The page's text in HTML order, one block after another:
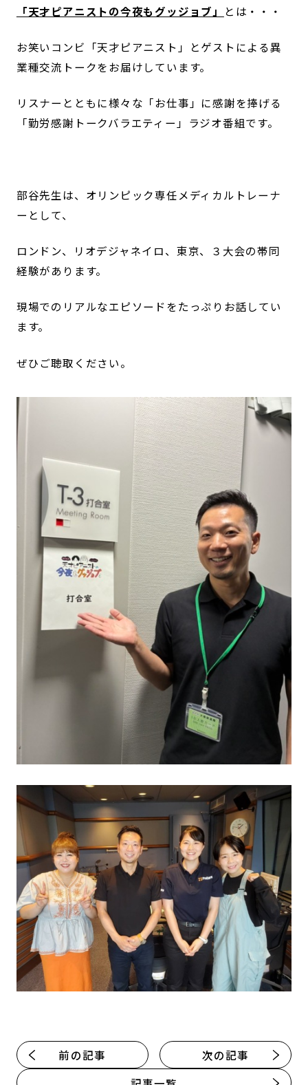
「天才ピアニストの今夜もグッジョブ」 とは・・・
お笑いコンビ「天才ピアニスト」とゲストによる異
業種交流トークをお届けしています。
リスナーとともに様々な「お仕事」に感謝を捧げる
「勤労感謝トークバラエティー」ラジオ番組です。
部谷先生は、オリンピック専任メディカルトレーナ
ーとして、
ロンドン、リオデジャネイロ、東京、３大会の帯同
経験があります。
現場でのリアルなエピソードをたっぷりお話してい
ます。
ぜひご聴取ください。
前の記事
次の記事